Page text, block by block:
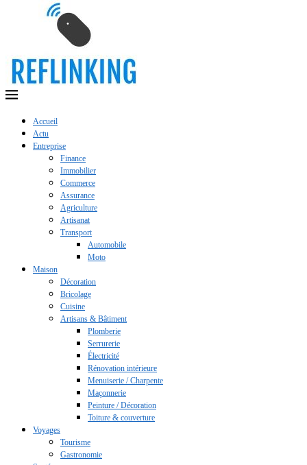
Accueil
Actu
Entreprise
Finance
Immobilier
Commerce
Assurance
Agriculture
Artisanat
Transport
Automobile
Moto
Maison
Décoration
Bricolage
Cuisine
Artisans & Bâtiment
Plomberie
Serrurerie
Électricité
Rénovation intérieure
Menuiserie / Charpente
Maçonnerie
Peinture / Décoration
Toiture & couverture
Voyages
Tourisme
Gastronomie